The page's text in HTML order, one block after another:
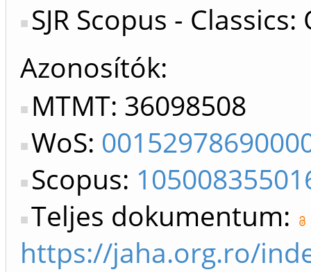
SJR Scopus - Classics:
Azonosítók
MTMT: 36098508
WoS:
Scopus:
Teljes dokumentum:
https://jaha.org.ro/